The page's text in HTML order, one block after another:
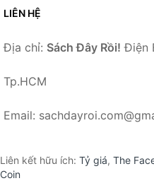
LIÊN HỆ
Địa chỉ: Sách Đây Rồi! Điện
Tp.HCM
Email:
Liên kết hữu ích: Tỷ giá, The
Coin